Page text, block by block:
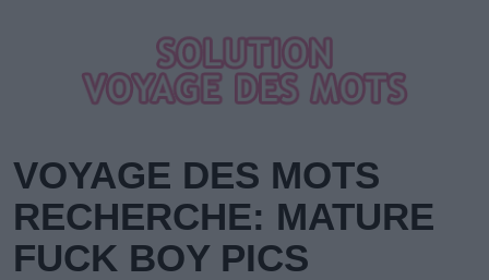
VOYAGE DES MOTS
RECHERCHE: MATURE
FUCK BOY PICS